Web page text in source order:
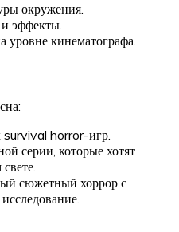
окружения.
эффекты.
кинематографа.
survival horror-игр.
серии, которые хотят
сюжетный хоррор с